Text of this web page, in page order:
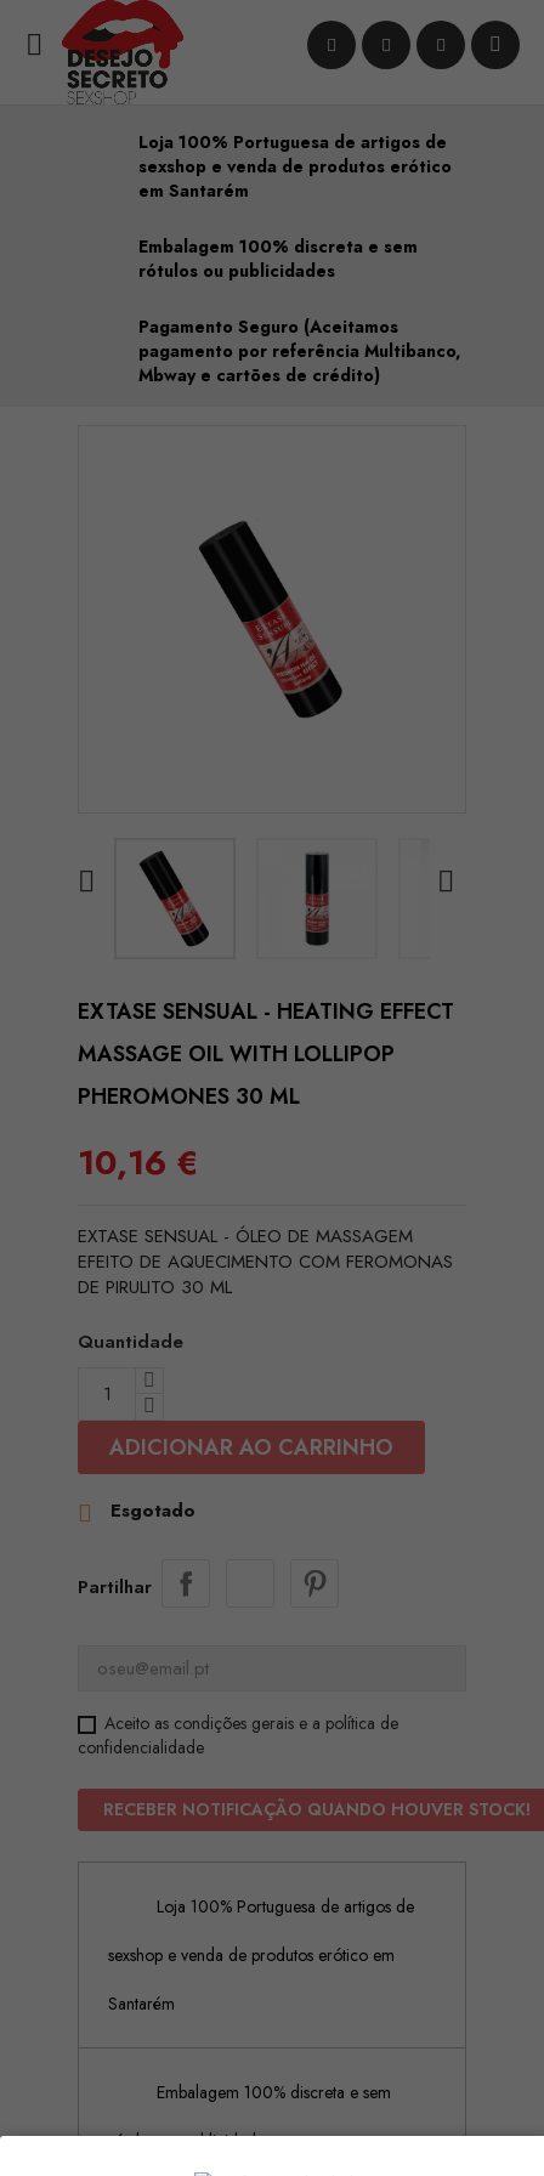

Loja 100% Portuguesa de artigos de
sexshop e venda de produtos erótico
em Santarém
Embalagem 100% discreta e sem
rótulos ou publicidades
Pagamento Seguro (Aceitamos
pagamento por referência Multibanco,
Mbway e cartões de crédito)
 
EXTASE SENSUAL - HEATING EFFECT
MASSAGE OIL WITH LOLLIPOP
PHEROMONES 30 ML
10,16 €
EXTASE SENSUAL - ÓLEO DE MASSAGEM
EFEITO DE AQUECIMENTO COM FEROMONAS
DE PIRULITO 30 ML
Quantidade
ADICIONAR AO CARRINHO
 Esgotado
Partilhar
Aceito as condições gerais e a política de
confidencialidade
RECEBER NOTIFICAÇÃO QUANDO HOUVER STOCK!
Loja 100% Portuguesa de artigos de
sexshop e venda de produtos erótico em
Santarém
Embalagem 100% discreta e sem
rótulos ou publicidades